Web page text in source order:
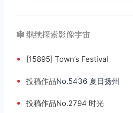
🕸️ 继续探索影像宇宙
• [15895] Town’s Festival
• 投稿作品No.5436 夏日扬州
• 投稿作品No.2794 时光